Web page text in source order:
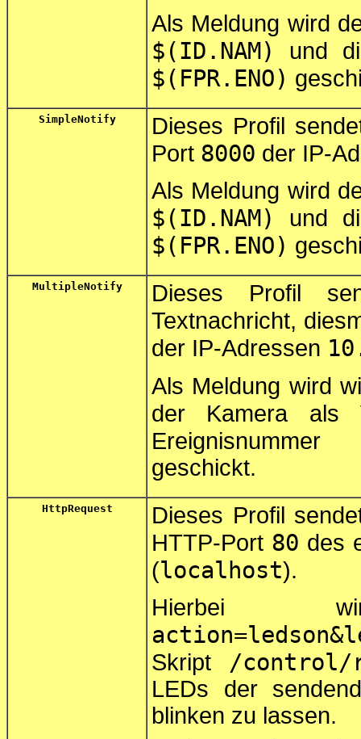
Als Meldung wird
$(ID.NAM) und
$(FPR.ENO)
SimpleNotify
Dieses Profil
Port 8000 der IP-
Als Meldung wird
$(ID.NAM) und
$(FPR.ENO)
MultipleNotify
Dieses Profil
Textnachricht,
der IP-Adressen
Als Meldung wird
der Kamera als
geschickt.
HttpRequest
Dieses Profil
HTTP-Port 80 des
(localhost).
Hierbei
Skript /control/
LEDs der
blinken zu lassen.